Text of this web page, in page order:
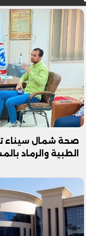
صحة شمال سيناء
الطبية والرماد